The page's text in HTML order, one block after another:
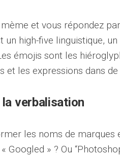
et vous répondez par
un high-five linguistique,
émojis sont les
les expressions dans
verbalisation
les noms de marques
Googled » ? Ou